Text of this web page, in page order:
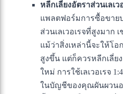
หลีกเลี่ยงอัตราส่วนเลเว
แพลตฟอร์มการซื้อขาย
ส่วนเลเวอเรจที่สูงมาก
แม้ว่าสิ่งเหล่านี้จะให้โอ
สูงขึ้น แต่ก็ควรหลีกเลี่ย
ใหม่ การใช้เลเวอเรจ
ในบัญชีของคุณผันผวนอ